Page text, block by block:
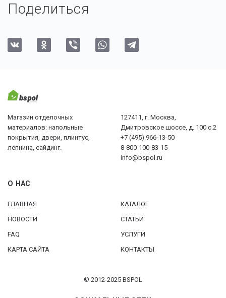
Поделиться
Магазин отделочных
материалов: напольные
покрытия, двери, плинтус,
лепнина, сайдинг.
127411, г. Москва,
Дмитровское шоссе, д. 100 с.2
+7 (495) 966-13-50
8-800-100-83-15
info@bspol.ru
О НАС
ГЛАВНАЯ
КАТАЛОГ
НОВОСТИ
СТАТЬИ
FAQ
УСЛУГИ
КАРТА САЙТА
КОНТАКТЫ
© 2012-2025 BSPOL